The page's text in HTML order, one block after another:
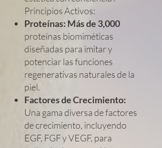
Principios Activos:
Proteínas: Más de 3,000
proteínas biomiméticas
diseñadas para imitar y
potenciar las funciones
regenerativas naturales de la
piel.
Factores de Crecimiento:
Una gama diversa de factores
de crecimiento, incluyendo
EGF, FGF y VEGF, para